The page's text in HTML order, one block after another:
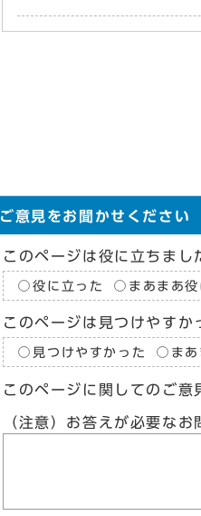
ご意見をお聞かせください
このページは役に立ちまし
役に立った まあまあ
このページは見つけやすか
見つけやすかった ま
このページに関してのご意
（注意）お答えが必要な